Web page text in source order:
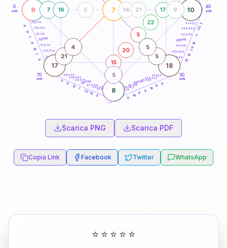
0
anni
40
anni
50
anni
60
70
anni
41-42,5
42,5-43,5
43,5-44
46-47,5
47,5-48,5
48,5-49
51-52,5
52,5-53,5
53,5-54
56-57,5
57,5-58,5
58,5-59
61-62,5
62,5-63,5
63,5-64
66-67,5
67,5-68,5
68,5-69
71-72,5
72,5-73,5
73,5-74
76-77,5
77,5-78,5
78,5-79 3
20
3
10
20
10
10
8
8
16
8
6
16
6
5
15
22
7
13
6
5
6
7
15
8
7
17
8
9 10
8
7
17 18
15
20
5
22
17
7 9
5
16 14 21
5
21
4
5
5
45anni
55anni
65anni
75anni
Scarica PNG Scarica PDF
Copia Link Facebook Twitter WhatsApp
⭐ ⭐ ⭐ ⭐ ⭐